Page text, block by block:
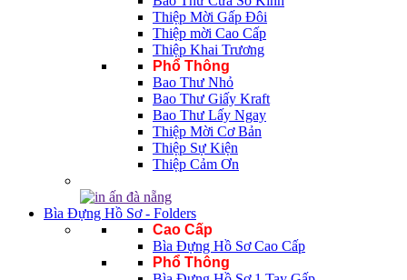
Thiệp Mời Gấp Đôi
Thiệp mời Cao Cấp
Thiệp Khai Trương
Phổ Thông
Bao Thư Nhỏ
Bao Thư Giấy Kraft
Bao Thư Lấy Ngay
Thiệp Mời Cơ Bản
Thiệp Sự Kiện
Thiệp Cảm Ơn
Bìa Đựng Hồ Sơ - Folders
Cao Cấp
Bìa Đựng Hồ Sơ Cao Cấp
Phổ Thông